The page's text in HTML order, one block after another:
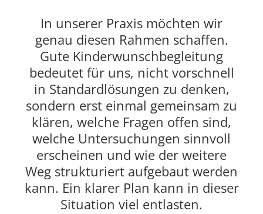
In unserer Praxis möchten wir
genau diesen Rahmen schaffen.
Gute Kinderwunschbegleitung
bedeutet für uns, nicht vorschnell
in Standardlösungen zu denken,
sondern erst einmal gemeinsam zu
klären, welche Fragen offen sind,
welche Untersuchungen sinnvoll
erscheinen und wie der weitere
Weg strukturiert aufgebaut werden
kann. Ein klarer Plan kann in dieser
Situation viel entlasten.